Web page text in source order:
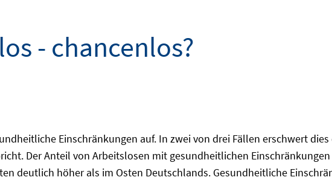
- chancenlos?
Einschränkungen auf. In zwei von drei Fällen erschwert
Der Anteil von Arbeitslosen mit gesundheitlichen
deutlich höher als im Osten Deutschlands. Gesundheitliche